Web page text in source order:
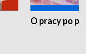
O pracy po